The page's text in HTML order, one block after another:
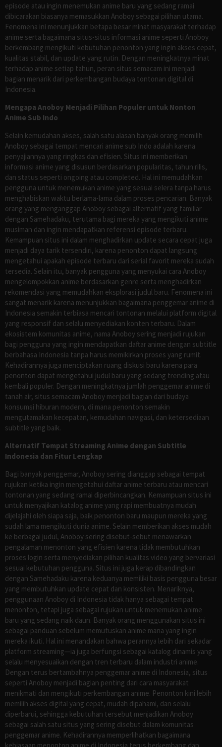
episode atau ingin menemukan anime baru yang sedang ramai
dibicarakan biasanya memasukkan Anoboy sebagai pilihan utama.
Fenomena ini menunjukkan betapa besar minat masyarakat terhadap
anime serta bagaimana situs-situs informasi anime seperti Anoboy
berkembang mengikuti kebutuhan penonton yang ingin akses cepat,
kualitas stabil, dan update yang rutin. Dengan meningkatnya minat
terhadap anime setiap tahun, peran situs semacam ini menjadi
bagian menarik dari perkembangan budaya tontonan digital di
Indonesia.
Mengapa Anoboy Menjadi Pilihan Populer untuk Nonton
Anime Sub Indo
Selain kemudahan akses, salah satu alasan banyak orang memilih
Anoboy sebagai tempat mencari anime sub Indo adalah karena
penyajiannya yang ringkas dan efisien. Situs ini memberikan
informasi anime yang disusun berdasarkan popularitas, tahun rilis,
dan status seperti ongoing atau completed. Hal ini memudahkan
pengguna untuk menemukan anime yang sesuai selera tanpa harus
menghabiskan waktu berlama-lama dalam proses pencarian. Banyak
orang yang menganggap Anoboy sebagai alternatif yang familiar
dengan Samehadaku, terutama bagi mereka yang mengikuti anime
musiman dan ingin mendapatkan referensi episode terbaru.
Kemampuan situs ini dalam menghadirkan update secara cepat juga
menjadi daya tarik tersendiri, karena penonton dapat langsung
mengetahui apakah episode terbaru dari serial favorit mereka sudah
tersedia. Selain itu, banyak pengguna yang menyukai cara Anoboy
mengelompokkan anime berdasarkan genre serta menghadirkan
rekomendasi yang memudahkan eksplorasi judul baru. Fenomena ini
sangat menarik karena menunjukkan bagaimana penggemar anime di
Indonesia semakin terbiasa mencari tontonan melalui platform digital
yang responsif dan selalu menyediakan konten terbaru. Dalam
ekosistem komunitas anime, nama Anoboy sering menjadi rujukan
bagi pengguna yang ingin mendapatkan daftar anime dengan subtitle
berbahasa Indonesia tanpa harus memikirkan proses yang rumit.
Kehadirannya juga menciptakan ruang diskusi baru karena para
penonton dapat mengetahui judul baru yang sedang trending atau
kembali populer. Dengan meningkatnya jumlah penggemar anime di
tanah air, situs semacam Anoboy menjadi bagian dari budaya
konsumsi hiburan modern, di mana penonton semakin
mengutamakan kecepatan, kemudahan navigasi, dan ketersediaan
subtitle yang baik.
Alternatif Tempat Streaming Anime dengan Subtitle
Indonesia dan Fitur Lengkap
Bagi banyak penggemar, Anoboy sering dianggap sebagai tempat
rujukan ketika ingin mengetahui daftar anime terbaru atau mencari
tontonan yang sedang ramai diperbincangkan. Kemampuan situs ini
untuk menyajikan katalog anime yang rapi membuatnya mudah
dijelajahi oleh siapa saja, baik penonton baru maupun mereka yang
sudah lama mengikuti dunia anime. Selain memberikan akses mudah
ke berbagai judul, Anoboy sering disebut-sebut menawarkan
pengalaman menonton yang efisien karena tidak membutuhkan
proses login serta menyediakan pilihan kualitas video yang bervariasi
sesuai kebutuhan pengguna. Situs ini juga kerap dibandingkan
dengan Samehadaku karena keduanya memiliki basis pengguna besar
yang membutuhkan update cepat dan konsisten. Menariknya,
penggunaan Anoboy di Indonesia tidak hanya sebagai tempat
menonton, tetapi juga sebagai rujukan untuk menemukan anime
baru yang sedang naik daun. Banyak orang menggunakan situs ini
sebagai panduan sebelum memutuskan anime mana yang ingin
mereka ikuti. Hal ini menandakan bahwa perannya lebih dari sekadar
platform streaming—ia juga berfungsi sebagai katalog dinamis yang
selalu menyesuaikan dengan tren terbaru dalam industri anime.
Dengan terus bertambahnya penggemar anime di Indonesia, situs
seperti Anoboy menjadi bagian penting dari cara masyarakat
menikmati dan mengikuti perkembangan anime. Penonton kini lebih
memilih akses digital yang cepat, mudah dipahami, dan selalu
diperbarui, sehingga kebutuhan tersebut menjadikan Anoboy
sebagai salah satu situs yang sering disebut dalam komunitas
penggemar anime. Kehadirannya memperlihatkan bagaimana
kebiasaan menonton anime di Indonesia terus berkembang dan